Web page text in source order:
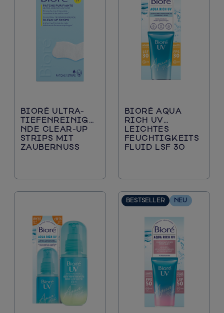
BIORÉ ULTRA-
TIEFENREINIGE
NDE CLEAR-UP
STRIPS MIT
ZAUBERNUSS
BIORÉ AQUA
RICH UV
LEICHTES
FEUCHTIGKEITS
FLUID LSF 30
BESTSELLER NEU